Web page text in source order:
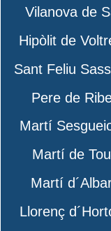
Vilanova de
Hipòlit de
Sant Feliu
Pere de
Martí
Martí de
Martí
Llorenç